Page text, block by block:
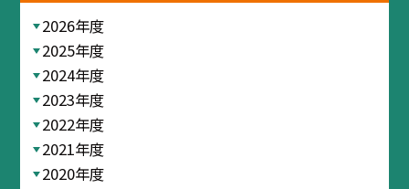
2026年度
2025年度
2024年度
2023年度
2022年度
2021年度
2020年度